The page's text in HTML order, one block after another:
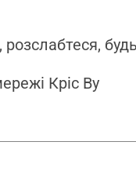
Кріс Ву